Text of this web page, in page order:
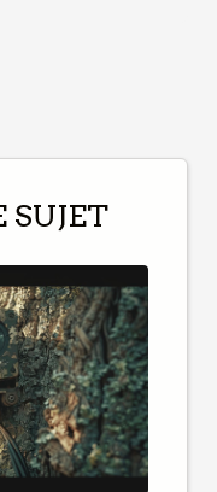
SUJET